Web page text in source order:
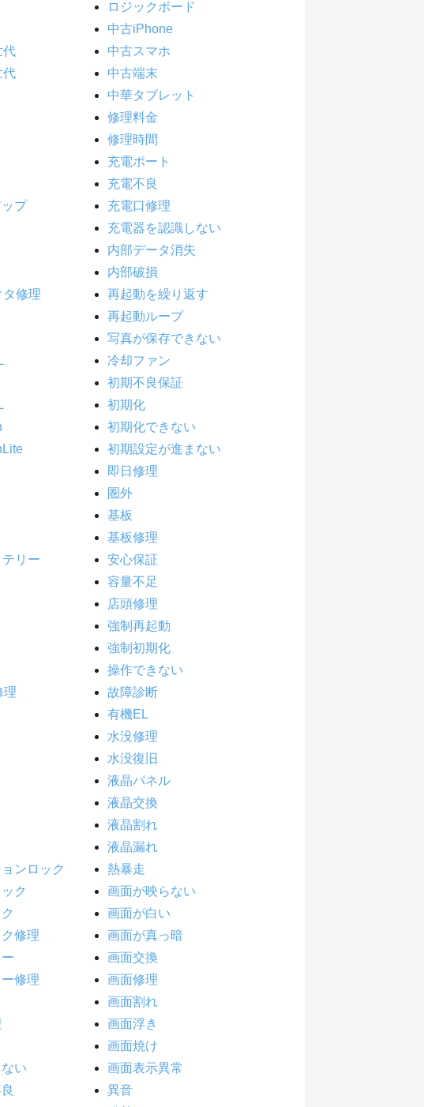
代
代
プ
タ修理
リー
理
ンロック
ク
修理
修理
い
ロジックボード
中古iPhone
中古スマホ
中古端末
中華タブレット
修理料金
修理時間
充電ポート
充電不良
充電口修理
充電器を認識しない
内部データ消失
内部破損
再起動を繰り返す
再起動ループ
写真が保存できない
冷却ファン
初期不良保証
初期化
初期化できない
初期設定が進まない
即日修理
圏外
基板
基板修理
安心保証
容量不足
店頭修理
強制再起動
強制初期化
操作できない
故障診断
有機EL
水没修理
水没復旧
液晶パネル
液晶交換
液晶割れ
液晶漏れ
熱暴走
画面が映らない
画面が白い
画面が真っ暗
画面交換
画面修理
画面割れ
画面浮き
画面焼け
画面表示異常
異音